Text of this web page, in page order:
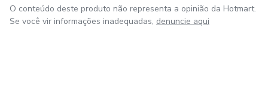
O conteúdo deste produto não representa a opinião da Hotmart.
Se você vir informações inadequadas, denuncie aqui